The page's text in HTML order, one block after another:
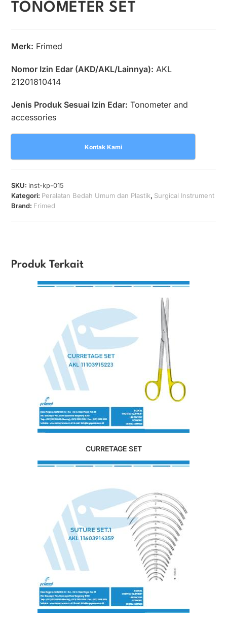
TONOMETER SET
Merk: Frimed
Nomor Izin Edar (AKD/AKL/Lainnya): AKL
21201810414
Jenis Produk Sesuai Izin Edar: Tonometer and
accessories
Kontak Kami
SKU: inst-kp-015
Kategori: Peralatan Bedah Umum dan Plastik, Surgical Instrument
Brand: Frimed
Produk Terkait
CURRETAGE SET